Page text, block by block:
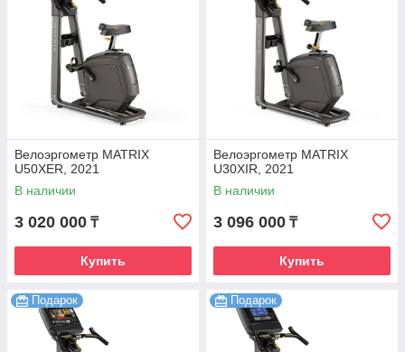
Велоэргометр MATRIX
U50XER, 2021
В наличии
3 020 000 ₸
Купить
Велоэргометр MATRIX
U30XIR, 2021
В наличии
3 096 000 ₸
Купить
Подарок Подарок